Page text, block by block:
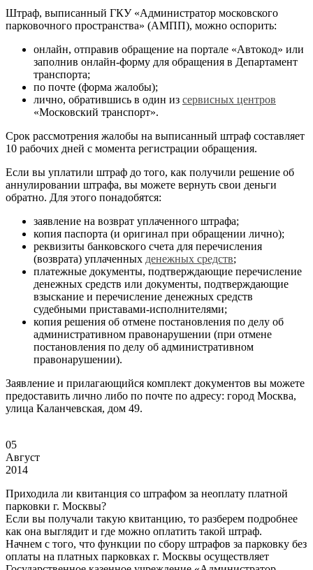
Штраф, выписанный ГКУ «Администратор московского
парковочного пространства» (АМПП), можно оспорить:
онлайн, отправив обращение на портале «Автокод» или
заполнив онлайн-форму для обращения в Департамент
транспорта;
по почте (форма жалобы);
лично, обратившись в один из сервисных центров
«Московский транспорт».
Срок рассмотрения жалобы на выписанный штраф составляет
10 рабочих дней с момента регистрации обращения.
Если вы уплатили штраф до того, как получили решение об
аннулировании штрафа, вы можете вернуть свои деньги
обратно. Для этого понадобятся:
заявление на возврат уплаченного штрафа;
копия паспорта (и оригинал при обращении лично);
реквизиты банковского счета для перечисления
(возврата) уплаченных денежных средств;
платежные документы, подтверждающие перечисление
денежных средств или документы, подтверждающие
взыскание и перечисление денежных средств
судебными приставами-исполнителями;
копия решения об отмене постановления по делу об
административном правонарушении (при отмене
постановления по делу об административном
правонарушении).
Заявление и прилагающийся комплект документов вы можете
предоставить лично либо по почте по адресу: город Москва,
улица Каланчевская, дом 49.
05
Август
2014
Приходила ли квитанция со штрафом за неоплату платной
парковки г. Москвы?
Если вы получали такую квитанцию, то разберем подробнее
как она выглядит и где можно оплатить такой штраф.
Начнем с того, что функции по сбору штрафов за парковку без
оплаты на платных парковках г. Москвы осуществляет